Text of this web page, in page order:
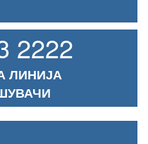
2222
ЛИНИЈА